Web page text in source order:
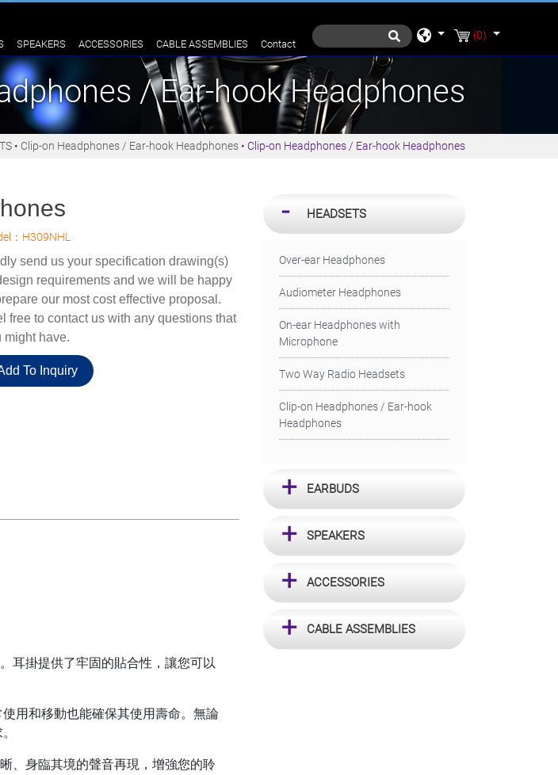
SPEAKERS ACCESSORIES CABLE ASSEMBLIES Contact
(0)
/ Ear-hook Headphones
Clip-on Headphones / Ear-hook Headphones Clip-on Headphones / Ear-hook Headphones
HEADSETS
Over-ear Headphones
Audiometer Headphones
On-ear Headphones with
Microphone
Two Way Radio Headsets
Clip-on Headphones / Ear-hook
Headphones
EARBUDS
SPEAKERS
ACCESSORIES
CABLE ASSEMBLIES
：H309NHL
send us your specification drawing(s)
requirements and we will be happy
our most cost effective proposal.
free to contact us with any questions that
might have.
To Inquiry
耳掛提供了牢固的貼合性，讓您可以
用和移動也能確保其使用壽命。無論
、身臨其境的聲音再現，增強您的聆